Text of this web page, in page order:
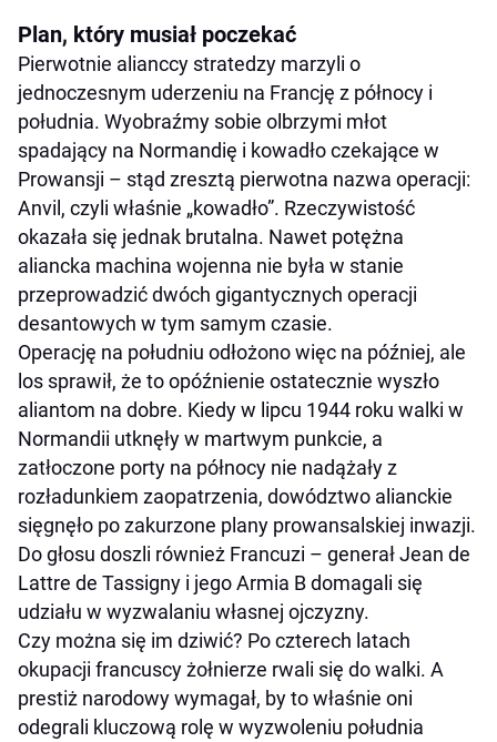
Plan, który musiał poczekać
Pierwotnie alianccy stratedzy marzyli o
jednoczesnym uderzeniu na Francję z północy i
południa. Wyobraźmy sobie olbrzymi młot
spadający na Normandię i kowadło czekające w
Prowansji – stąd zresztą pierwotna nazwa operacji:
Anvil, czyli właśnie „kowadło”. Rzeczywistość
okazała się jednak brutalna. Nawet potężna
aliancka machina wojenna nie była w stanie
przeprowadzić dwóch gigantycznych operacji
desantowych w tym samym czasie.
Operację na południu odłożono więc na później, ale
los sprawił, że to opóźnienie ostatecznie wyszło
aliantom na dobre. Kiedy w lipcu 1944 roku walki w
Normandii utknęły w martwym punkcie, a
zatłoczone porty na północy nie nadążały z
rozładunkiem zaopatrzenia, dowództwo alianckie
sięgnęło po zakurzone plany prowansalskiej inwazji.
Do głosu doszli również Francuzi – generał Jean de
Lattre de Tassigny i jego Armia B domagali się
udziału w wyzwalaniu własnej ojczyzny.
Czy można się im dziwić? Po czterech latach
okupacji francuscy żołnierze rwali się do walki. A
prestiż narodowy wymagał, by to właśnie oni
odegrali kluczową rolę w wyzwoleniu południa